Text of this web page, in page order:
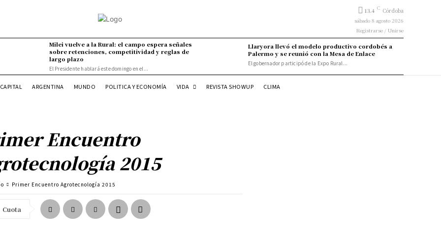
13.4 C Córdoba
sábado 8 agosto 2026
Registrarse / Unirse
Milei vuelve a la Rural: el campo espera señales
sobre retenciones, competitividad y reglas de
largo plazo
El Presidente hablará este domingo en el...
Llaryora llevó el modelo productivo cordobés a
Palermo y se reunió con la Mesa de Enlace
El gobernador participó de la Expo Rural...
ARGENTINA MUNDO POLITICA Y ECONOMÍA VIDA REVISTA SHOWUP CLIMA
Encuentro
2015
Primer Encuentro Agrotecnología 2015
Cuota